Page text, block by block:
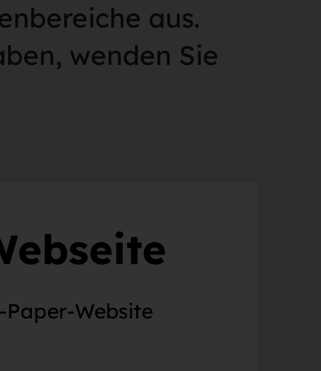
aus.
wenden Sie
Website